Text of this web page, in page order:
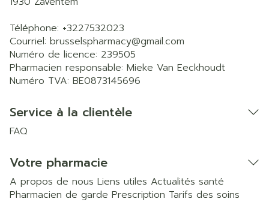
Téléphone: +3227532023
Courriel: brusselspharmacy@gmail.com
Numéro de licence: 239505
Pharmacien responsable: Mieke Van Eeckhoudt
Numéro TVA: BE0873145696
Service à la clientèle
FAQ
Votre pharmacie
A propos de nous Liens utiles Actualités santé
Pharmacien de garde Prescription Tarifs des soins